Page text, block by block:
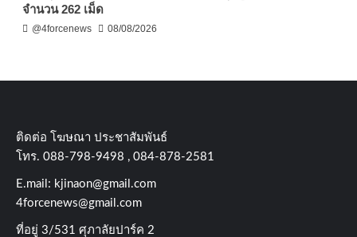
จำนวน 262 เม็ด
@4forcenews 08/08/2026
ติดต่อ​ โฆษณา​ ประชาสัมพันธ์
โทร​. 088-798-9498 , 084-878-2581
E.mail: kjinaon@gmail.com
4forcenews@gmail.com
ที่อยู่​ 3/531​ ศุภาลัยปาร์ค​ 2